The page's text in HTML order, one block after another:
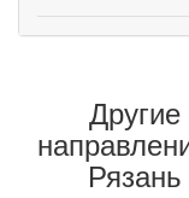
Другие
Рязань